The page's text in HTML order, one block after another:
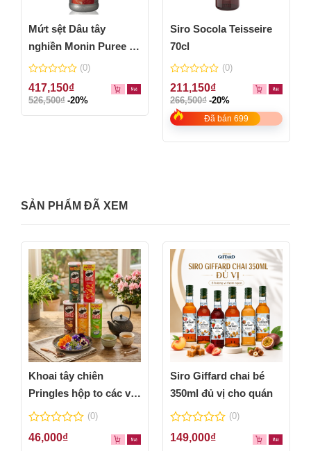
Mứt sệt Dâu tây
nghiền Monin Puree –
chai 1L
0
out
of
5
(0)
417,150₫
526,500₫ -20%
Siro Socola Teisseire
70cl
0
out
of
5
(0)
211,150₫
266,500₫ -20%
Đã bán 699
SẢN PHẨM ĐÃ XEM
Khoai tây chiên
Pringles hộp to các vị
thơm ngon
0
out
(0)
46,000₫
Siro Giffard chai bé
350ml đủ vị cho quán
0
out
(0)
149,000₫